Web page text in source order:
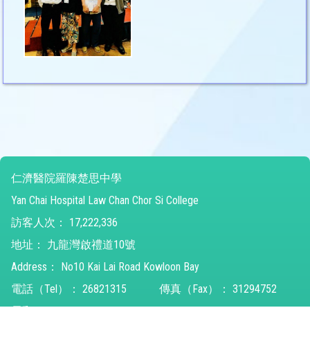
仁濟醫院羅陳楚思中學
Yan Chai Hospital Law Chan Chor Si College
訪客人次：
17,222,336
地址：
九龍灣啟禮道10號
Address：
No10 Kai Lai Road Kowloon Bay
電話（Tel）： 26821315 傳真（Fax）： 31294752
電郵（Email）： ychlccsc@ychlccsc.edu.hk